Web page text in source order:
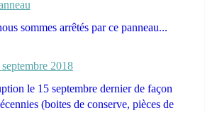
sommes arrêtés par ce panneau...
le 15 septembre dernier de façon
(boites de conserve, pièces de